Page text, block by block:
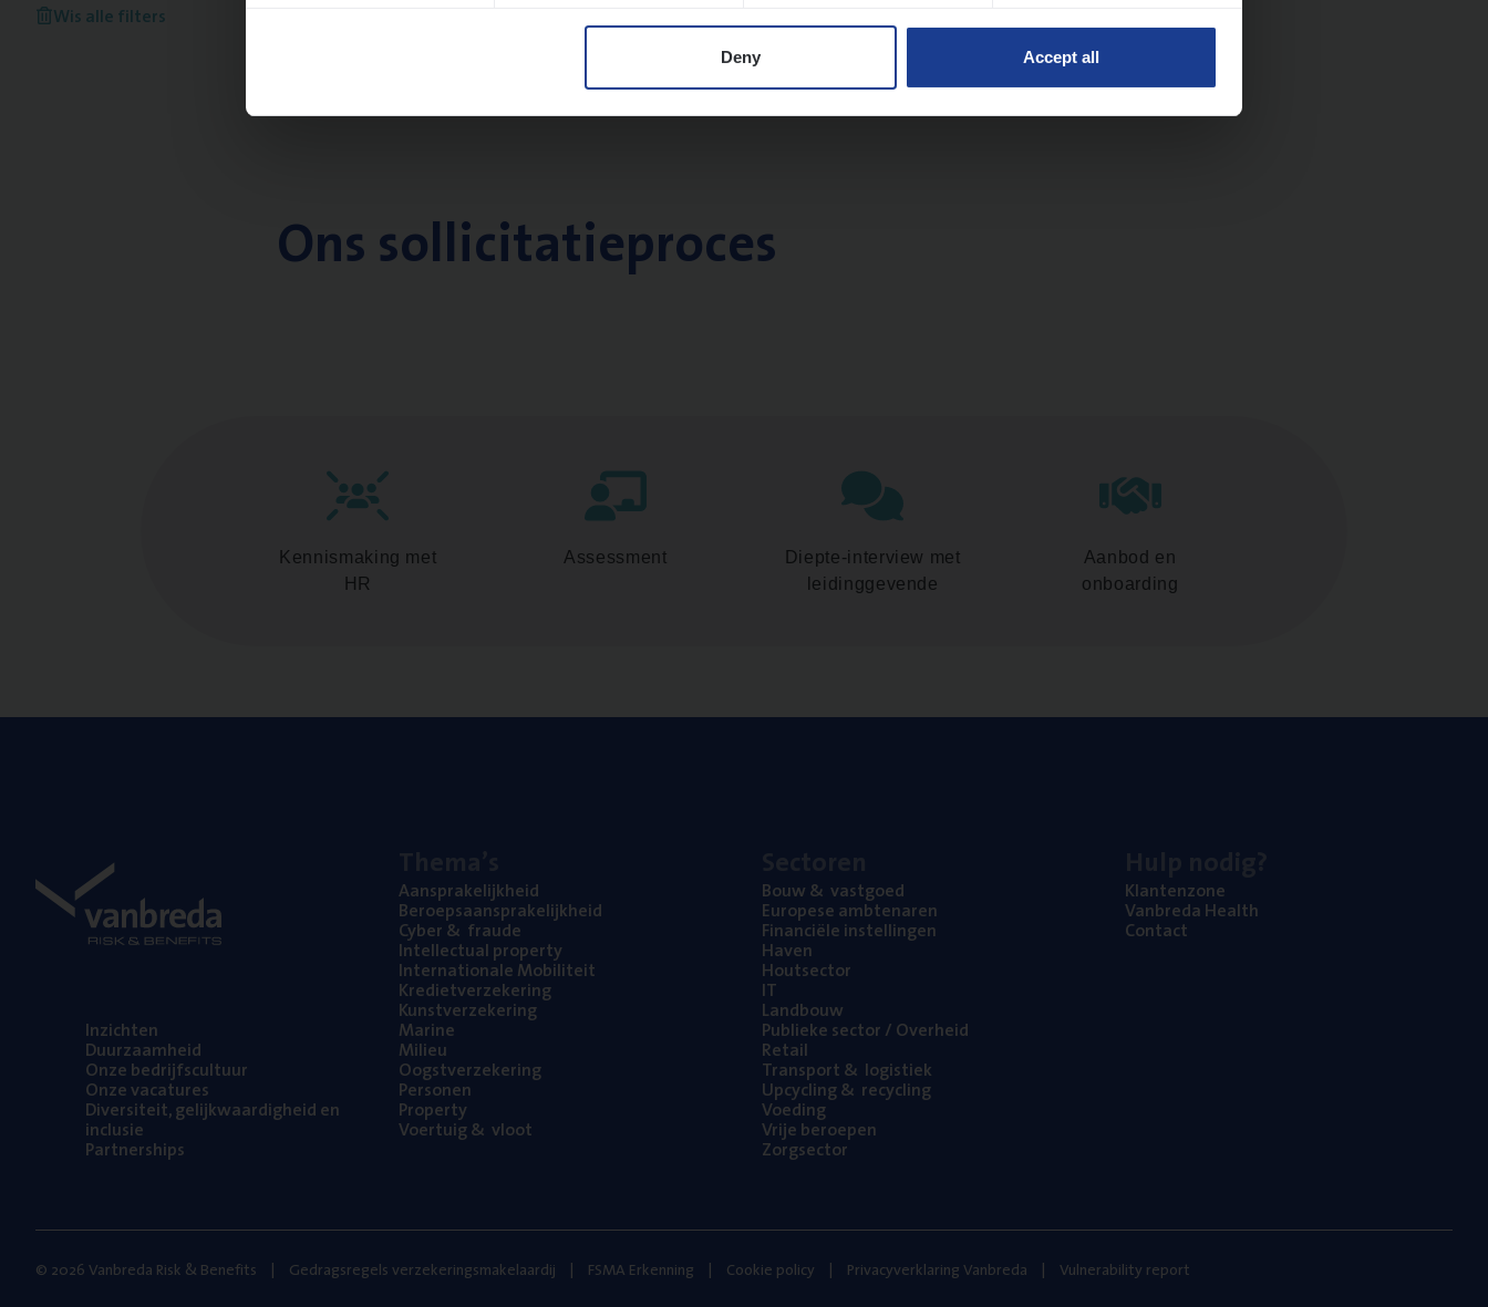
Deny Accept all
Wis alle filters
Ons sollicitatieproces
Kennismaking met
HR
Assessment
Diepte-interview met
leidinggevende
Aanbod en
onboarding
Inzich­ten
Duur­zaam­heid
Onze bedrijfs­cul­tuur
Onze vaca­tu­res
Diver­si­teit, gelijk­waar­dig­heid en
inclusie
Part­ner­ships
Aan­spra­ke­lijk­heid
Beroeps­aan­spra­ke­lijk­heid
Cyber& fraude
Intel­lec­tu­al property
Inter­na­ti­o­na­le Mobiliteit
Kre­diet­ver­ze­ke­ring
Kunst­ver­ze­ke­ring
Mari­ne
Mili­eu
Oogst­ver­ze­ke­ring
Per­so­nen
Pro­per­ty
Voer­tuig& vloot
Bouw& vastgoed
Euro­pe­se ambtenaren
Finan­ci­ë­le instellingen
Haven
Hout­sec­tor
IT
Land­bouw
Publie­ke sec­tor / Overheid
Retail
Trans­port& logistiek
Upcy­cling& recycling
Voe­ding
Vrije beroe­pen
Zorg­sec­tor
Klan­ten­zo­ne
Van­b­re­da Health
Con­tact
© 2026 Vanbreda Risk & Benefits Gedragsregels verzekeringsmakelaardij FSMA Erkenning Cookie policy Privacyverklaring Vanbreda Vulnerability report